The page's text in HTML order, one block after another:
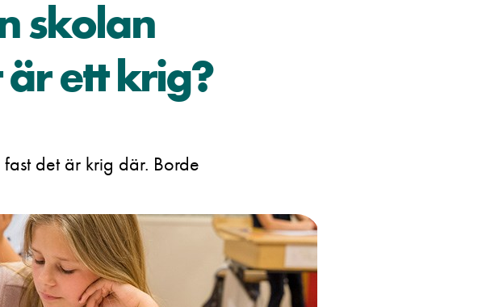
skolan
ett krig?
det är krig där. Borde